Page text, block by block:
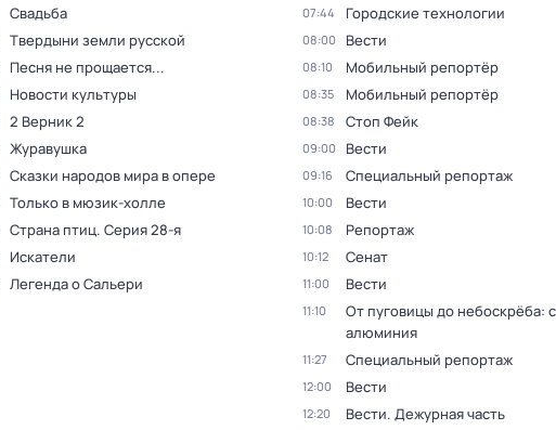
Свадьба
Твердыни земли русской
Песня не прощается...
Новости культуры
2 Верник 2
Журавушка
Сказки народов мира в опере
Только в мюзик-холле
Страна птиц. Серия 28-я
Искатели
Легенда о Сальери
07:44 Городские технологии
08:00 Вести
08:10 Мобильный репортёр
08:35 Мобильный репортёр
08:38 Стоп Фейк
09:00 Вести
09:16 Специальный репортаж
10:00 Вести
10:08 Репортаж
10:12 Сенат
11:00 Вести
11:10
От пуговицы до небоскрёба:
алюминия
11:27 Специальный репортаж
12:00 Вести
12:20 Вести. Дежурная часть